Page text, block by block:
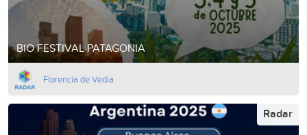
BIO FESTIVAL PATAGONIA
Florencia de Vedia
Radar